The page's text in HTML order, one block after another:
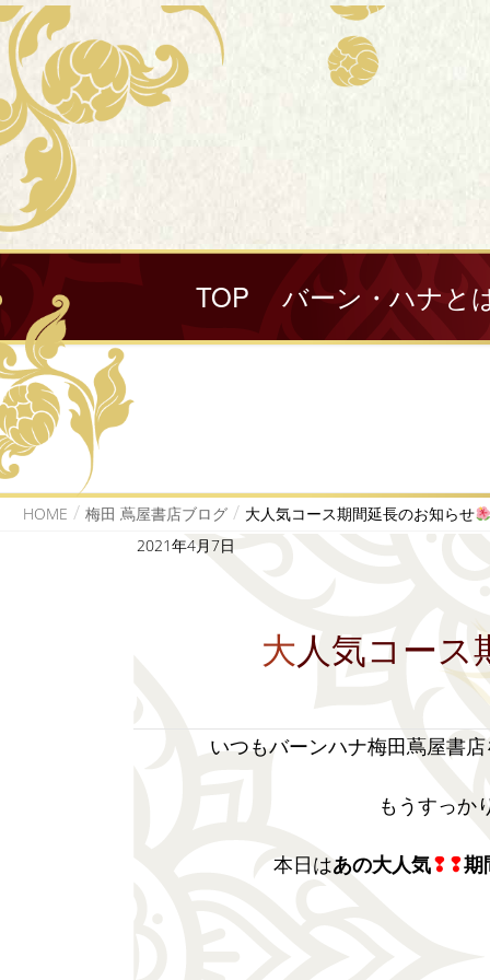
TOP バーン・ハナと
HOME 梅田 蔦屋書店ブログ 大人気コース期間延長のお知らせ
2021年4月7日
大人気コー
いつもバーンハナ梅田蔦屋書
もうすっか
本日はあの大人気❢❢期